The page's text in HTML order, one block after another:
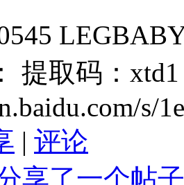
提取码：
s/
| 评论
享了一个帖子